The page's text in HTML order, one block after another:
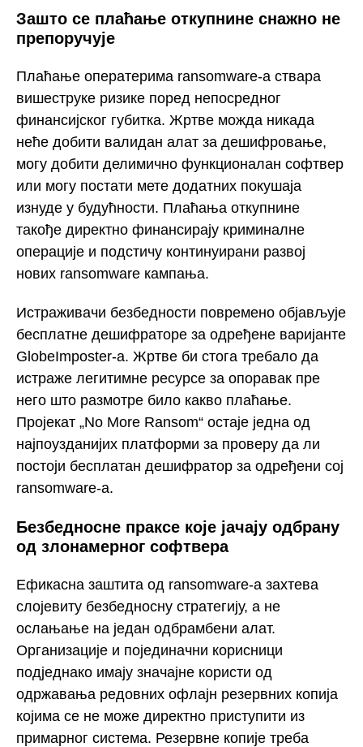
Зашто се плаћање откупнине снажно не
препоручује
Плаћање оператерима ransomware-а ствара
вишеструке ризике поред непосредног
финансијског губитка. Жртве можда никада
неће добити валидан алат за дешифровање,
могу добити делимично функционалан софтвер
или могу постати мете додатних покушаја
изнуде у будућности. Плаћања откупнине
такође директно финансирају криминалне
операције и подстичу континуирани развој
нових ransomware кампања.
Истраживачи безбедности повремено објављује
бесплатне дешифраторе за одређене варијанте
GlobeImposter-а. Жртве би стога требало да
истраже легитимне ресурсе за опоравак пре
него што размотре било какво плаћање.
Пројекат „No More Ransom“ остаје једна од
најпоузданијих платформи за проверу да ли
постоји бесплатан дешифратор за одређени сој
ransomware-а.
Безбедносне праксе које јачају одбрану
од злонамерног софтвера
Ефикасна заштита од ransomware-а захтева
слојевиту безбедносну стратегију, а не
ослањање на један одбрамбени алат.
Организације и појединачни корисници
подједнако имају значајне користи од
одржавања редовних офлајн резервних копија
којима се не може директно приступити из
примарног система. Резервне копије треба